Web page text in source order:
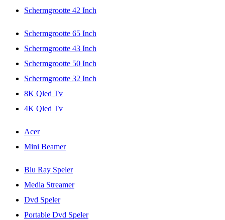
Schermgrootte 42 Inch
Schermgrootte 65 Inch
Schermgrootte 43 Inch
Schermgrootte 50 Inch
Schermgrootte 32 Inch
8K Qled Tv
4K Qled Tv
Acer
Mini Beamer
Blu Ray Speler
Media Streamer
Dvd Speler
Portable Dvd Speler